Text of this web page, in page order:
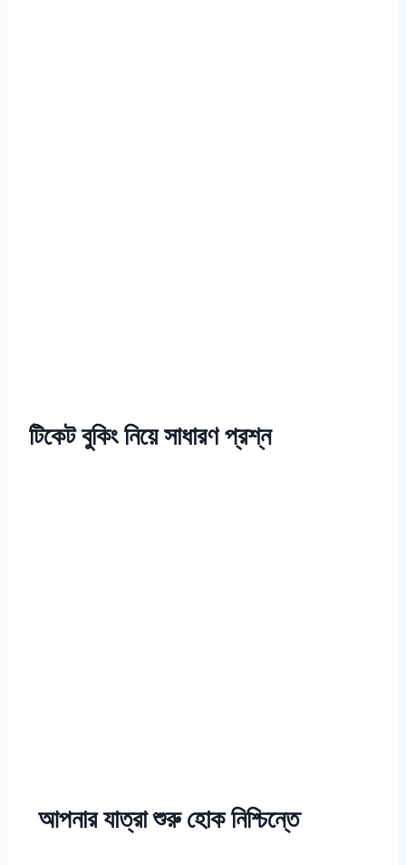
টিকেট বুকিং নিয়ে সাধারণ প্রশ্ন
আপনার যাত্রা শুরু হোক নিশ্চিন্তে